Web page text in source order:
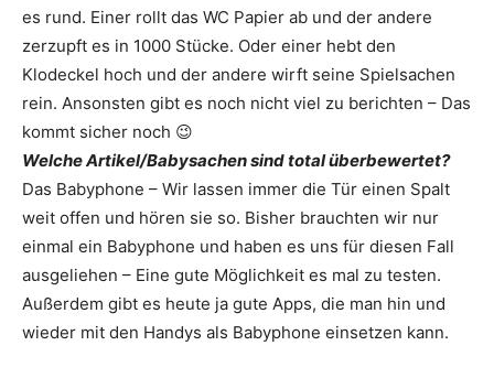
es rund. Einer rollt das WC Papier ab und der andere
zerzupft es in 1000 Stücke. Oder einer hebt den
Klodeckel hoch und der andere wirft seine Spielsachen
rein. Ansonsten gibt es noch nicht viel zu berichten – Das
kommt sicher noch 😉
Welche Artikel/Babysachen sind total überbewertet?
Das Babyphone – Wir lassen immer die Tür einen Spalt
weit offen und hören sie so. Bisher brauchten wir nur
einmal ein Babyphone und haben es uns für diesen Fall
ausgeliehen – Eine gute Möglichkeit es mal zu testen.
Außerdem gibt es heute ja gute Apps, die man hin und
wieder mit den Handys als Babyphone einsetzen kann.